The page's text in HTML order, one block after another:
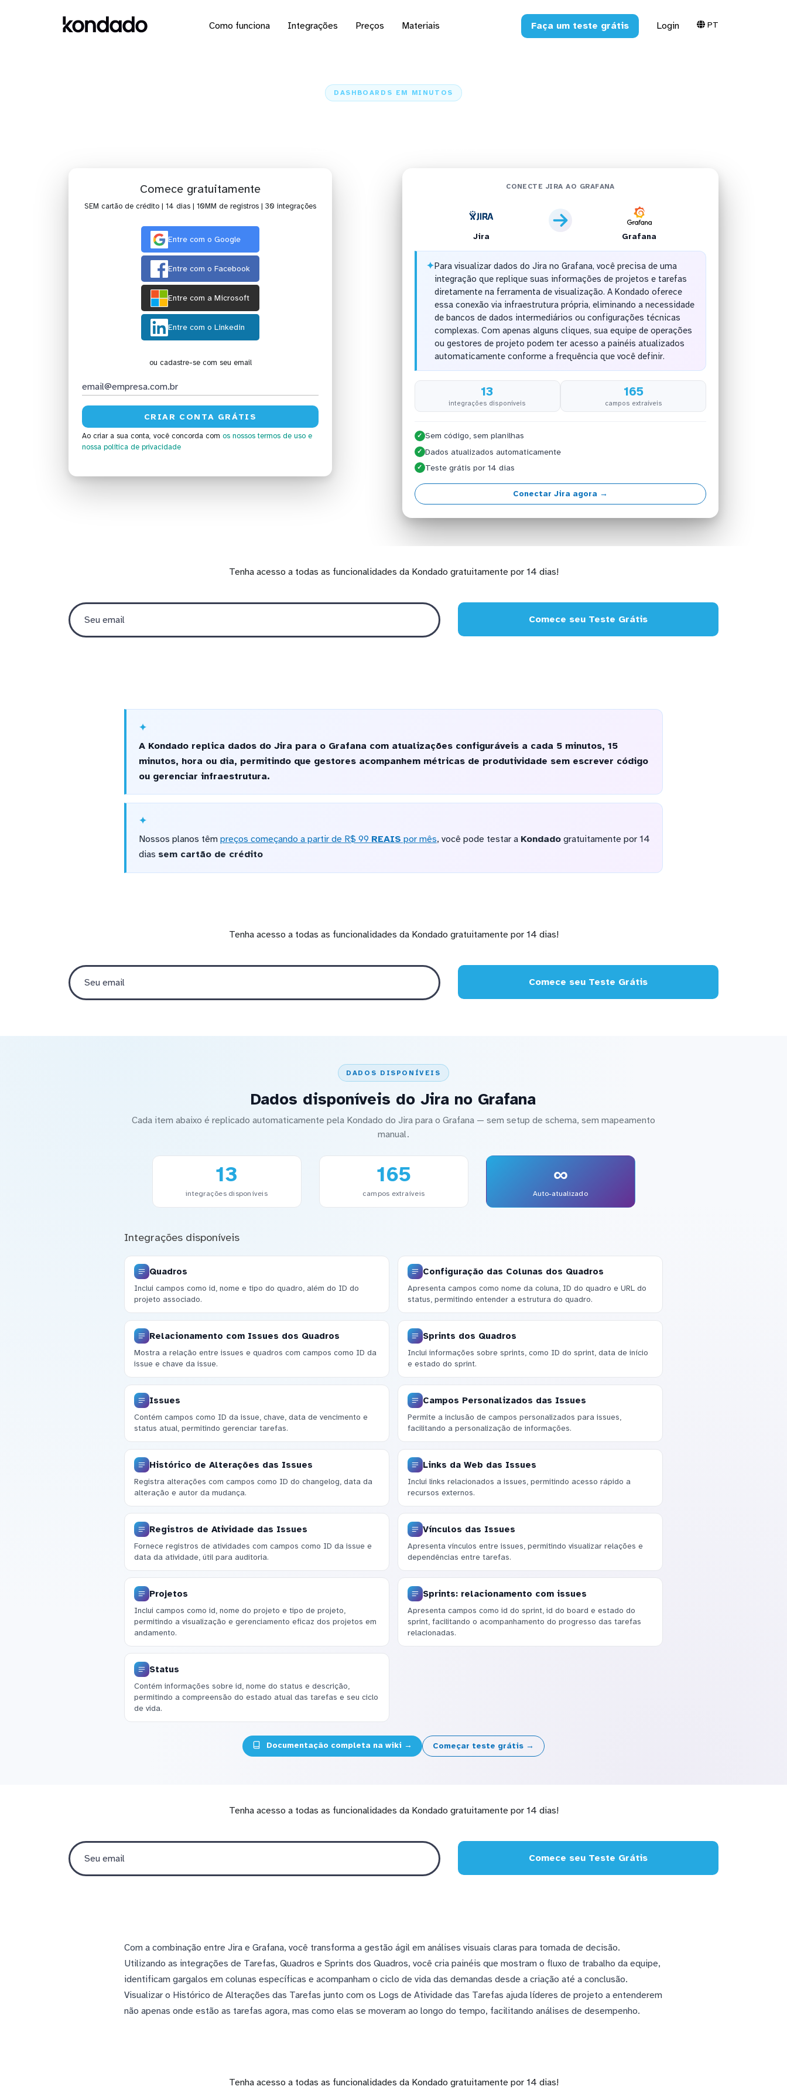
Como funciona Integrações Preços Materiais Faça um teste grátis Login PT
DASHBOARDS EM MINUTOS
Comece gratuitamente
SEM cartão de crédito | 14 dias | 10MM de registros | 30 integrações
Entre com o Google
Entre com o Facebook
Entre com a Microsoft
Entre com o Linkedin
ou cadastre-se com seu email
Ao criar a sua conta, você concorda com os nossos termos de uso e
nossa política de privacidade
CONECTE JIRA AO GRAFANA
Jira Grafana
✦Para visualizar dados do Jira no Grafana, você precisa de uma
integração que replique suas informações de projetos e tarefas
diretamente na ferramenta de visualização. A Kondado oferece
essa conexão via infraestrutura própria, eliminando a necessidade
de bancos de dados intermediários ou configurações técnicas
complexas. Com apenas alguns cliques, sua equipe de operações
ou gestores de projeto podem ter acesso a painéis atualizados
automaticamente conforme a frequência que você definir.
13
integrações disponíveis
165
campos extraíveis
✓ Sem código, sem planilhas
✓ Dados atualizados automaticamente
✓ Teste grátis por 14 dias
Conectar Jira agora →
Tenha acesso a todas as funcionalidades da Kondado gratuitamente por 14 dias!
Comece seu Teste Grátis
A Kondado replica dados do Jira para o Grafana com atualizações configuráveis a cada 5 minutos, 15
minutos, hora ou dia, permitindo que gestores acompanhem métricas de produtividade sem escrever código
ou gerenciar infraestrutura.
Nossos planos têm preços começando a partir de R$ 99 REAIS por mês, você pode testar a Kondadogratuitamente por 14
dias sem cartão de crédito
Tenha acesso a todas as funcionalidades da Kondado gratuitamente por 14 dias!
Comece seu Teste Grátis
DADOS DISPONÍVEIS
Dados disponíveis do Jira no Grafana
Cada item abaixo é replicado automaticamente pela Kondado do Jira para o Grafana — sem setup de schema, sem mapeamento
manual.
13
integrações disponíveis
165
campos extraíveis
∞
Auto-atualizado
Integrações disponíveis
Quadros
Inclui campos como id, nome e tipo do quadro, além do ID do
projeto associado.
Configuração das Colunas dos Quadros
Apresenta campos como nome da coluna, ID do quadro e URL do
status, permitindo entender a estrutura do quadro.
Relacionamento com Issues dos Quadros
Mostra a relação entre issues e quadros com campos como ID da
issue e chave da issue.
Sprints dos Quadros
Inclui informações sobre sprints, como ID do sprint, data de início
e estado do sprint.
Issues
Contém campos como ID da issue, chave, data de vencimento e
status atual, permitindo gerenciar tarefas.
Campos Personalizados das Issues
Permite a inclusão de campos personalizados para issues,
facilitando a personalização de informações.
Histórico de Alterações das Issues
Registra alterações com campos como ID do changelog, data da
alteração e autor da mudança.
Links da Web das Issues
Inclui links relacionados a issues, permitindo acesso rápido a
recursos externos.
Registros de Atividade das Issues
Fornece registros de atividades com campos como ID da issue e
data da atividade, útil para auditoria.
Vínculos das Issues
Apresenta vínculos entre issues, permitindo visualizar relações e
dependências entre tarefas.
Projetos
Inclui campos como id, nome do projeto e tipo de projeto,
permitindo a visualização e gerenciamento eficaz dos projetos em
andamento.
Sprints: relacionamento com issues
Apresenta campos como id do sprint, id do board e estado do
sprint, facilitando o acompanhamento do progresso das tarefas
relacionadas.
Status
Contém informações sobre id, nome do status e descrição,
permitindo a compreensão do estado atual das tarefas e seu ciclo
de vida.
Documentação completa na wiki → Começar teste grátis →
Tenha acesso a todas as funcionalidades da Kondado gratuitamente por 14 dias!
Comece seu Teste Grátis
Com a combinação entre Jira e Grafana, você transforma a gestão ágil em análises visuais claras para tomada de decisão.
Utilizando as integrações de Tarefas, Quadros e Sprints dos Quadros, você cria painéis que mostram o fluxo de trabalho da equipe,
identificam gargalos em colunas específicas e acompanham o ciclo de vida das demandas desde a criação até a conclusão.
Visualizar o Histórico de Alterações das Tarefas junto com os Logs de Atividade das Tarefas ajuda líderes de projeto a entenderem
não apenas onde estão as tarefas agora, mas como elas se moveram ao longo do tempo, facilitando análises de desempenho.
Tenha acesso a todas as funcionalidades da Kondado gratuitamente por 14 dias!